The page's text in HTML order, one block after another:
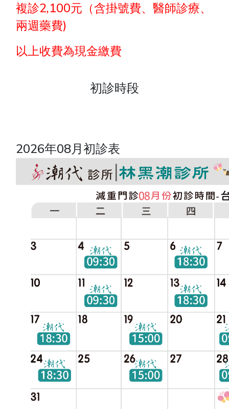
複診2,100元（含掛號費、醫師診療、
兩週藥費)
以上收費為現金繳費
初診時段
2026年08月初診表